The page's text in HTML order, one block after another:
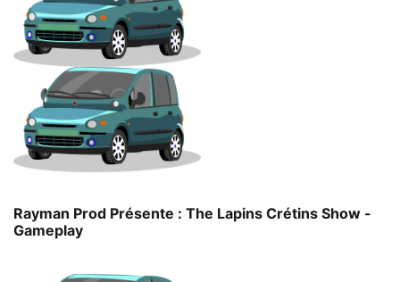
Rayman Prod Présente : The Lapins Crétins Show -
Gameplay